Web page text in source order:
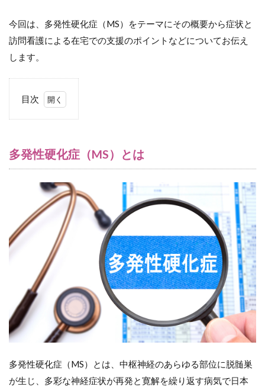
今回は、多発性硬化症（MS）をテーマにその概要から症状と
訪問看護による在宅での支援のポイントなどについてお伝え
します。
目次
（MS）
とは
多
発性硬
（MS）
の原因
とは
発性硬
化症
（MS）
の症状
とは
脳の障
害時
多発性硬化症（MS）とは
多発性硬化症（MS）とは、中枢神経のあらゆる部位に脱髄巣
が生じ、多彩な神経症状が再発と寛解を繰り返す病気で日本